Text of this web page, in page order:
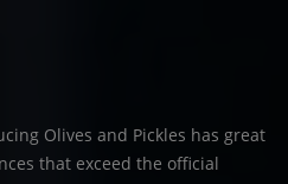
Olives and Pickles has great
that exceed the official